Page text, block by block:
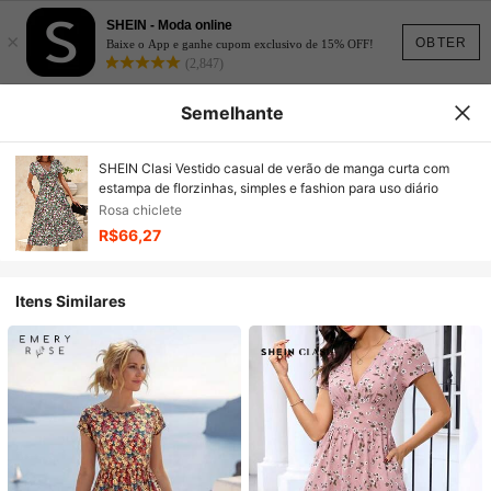
OBTER
×
SHEIN - Moda online
Baixe o App e ganhe cupom exclusivo de 15% OFF!
(2,847)
Semelhante
SHEIN Clasi Vestido casual de verão de manga curta com
estampa de florzinhas, simples e fashion para uso diário
Rosa chiclete
R$66,27
Itens Similares